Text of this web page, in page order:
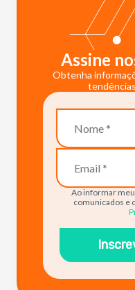
Assine
Obtenha
Ao informar
comunicados e